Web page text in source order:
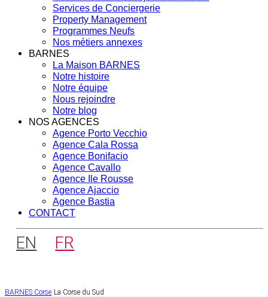
Services de Conciergerie
Property Management
Programmes Neufs
Nos métiers annexes
BARNES
La Maison BARNES
Notre histoire
Notre équipe
Nous rejoindre
Notre blog
NOS AGENCES
Agence Porto Vecchio
Agence Cala Rossa
Agence Bonifacio
Agence Cavallo
Agence Ile Rousse
Agence Ajaccio
Agence Bastia
CONTACT
EN FR
BARNES Corse La Corse du Sud